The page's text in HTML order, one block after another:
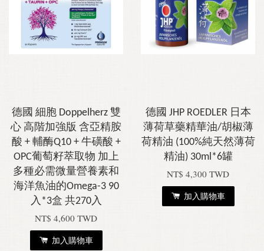
德國 細胞 Doppelherz 雙
心 高階加強版 含亞精胺
酸 + 輔酶Q10 + 牛磺酸 +
OPC葡萄籽萃取物 加上
多種必需微量營養素和
海洋魚油的Omega-3 90
入*3盒 共270入
NT$ 4,600 TWD
加入購物車
德國 JHP ROEDLER 日本
薄荷草藥精華油/胡椒薄
荷精油 (100%純天然薄荷
精油) 30ml*6罐
NT$ 4,300 TWD
加入購物車